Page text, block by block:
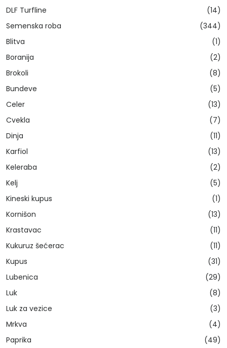
DLF Turfline
(14)
Semenska roba
(344)
Blitva
(1)
Boranija
(2)
Brokoli
(8)
Bundeve
(5)
Celer
(13)
Cvekla
(7)
Dinja
(11)
Karfiol
(13)
Keleraba
(2)
Kelj
(5)
Kineski kupus
(1)
Kornišon
(13)
Krastavac
(11)
Kukuruz šećerac
(11)
Kupus
(31)
Lubenica
(29)
Luk
(8)
Luk za vezice
(3)
Mrkva
(4)
Paprika
(49)